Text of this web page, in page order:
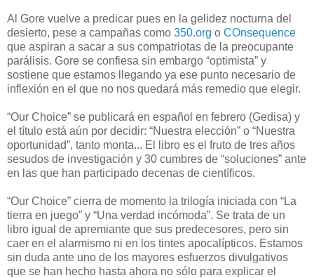
Al Gore vuelve a predicar pues en la gelidez nocturna del
desierto, pese a campañas como 350.org o COnsequence
que aspiran a sacar a sus compatriotas de la preocupante
parálisis. Gore se confiesa sin embargo “optimista” y
sostiene que estamos llegando ya ese punto necesario de
inflexión en el que no nos quedará más remedio que elegir.
“Our Choice” se publicará en español en febrero (Gedisa) y
el título está aún por decidir: “Nuestra elección” o “Nuestra
oportunidad”, tanto monta... El libro es el fruto de tres años
sesudos de investigación y 30 cumbres de “soluciones” ante
en las que han participado decenas de científicos.
“Our Choice” cierra de momento la trilogía iniciada con “La
tierra en juego” y “Una verdad incómoda”. Se trata de un
libro igual de apremiante que sus predecesores, pero sin
caer en el alarmismo ni en los tintes apocalípticos. Estamos
sin duda ante uno de los mayores esfuerzos divulgativos
que se han hecho hasta ahora no sólo para explicar el